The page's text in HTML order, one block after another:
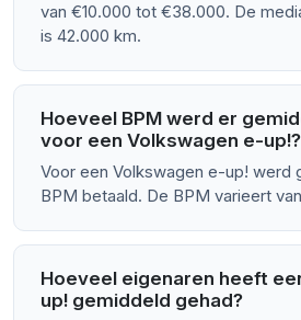
van €10.000 tot €38.000. De
is 42.000 km.
Hoeveel BPM werd er
voor een Volkswagen e-up!?
Voor een Volkswagen e-up! werd
BPM betaald. De BPM varieert
Hoeveel eigenaren heeft
up! gemiddeld gehad?